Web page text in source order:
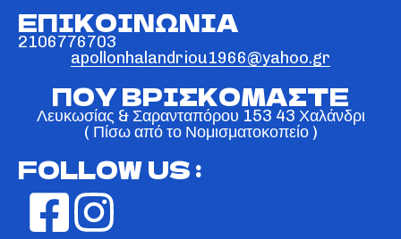
ΕΠΙΚΟΙΝΩΝΙΑ
2106776703
apollonhalandriou1966@yahoo.gr
ΠΟΥ ΒΡΙΣΚΟΜΑΣΤΕ
Λευκωσίας & Σαρανταπόρου 153 43 Χαλάνδρι
( Πίσω από το Νομισματοκοπείο )
FOLLOW US :